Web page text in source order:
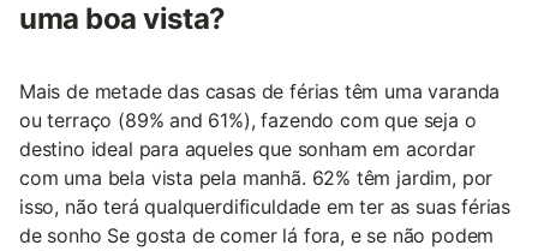
uma boa vista?
Mais de metade das casas de férias têm uma varanda
ou terraço (89% and 61%), fazendo com que seja o
destino ideal para aqueles que sonham em acordar
com uma bela vista pela manhã. 62% têm jardim, por
isso, não terá qualquerdificuldade em ter as suas férias
de sonho Se gosta de comer lá fora, e se não podem